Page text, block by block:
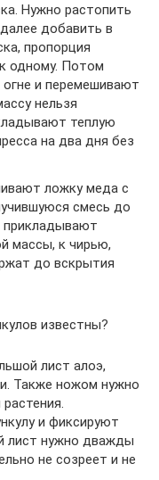
Нужно растопить
добавить в
пропорция
одному. Потом
и перемешивают
нельзя
теплую
на два дня без
ложку меда с
смесь до
прикладывают
массы, к чирью,
до вскрытия
известны?
лист алоэ,
Также ножом нужно
и фиксируют
лист нужно дважды
не созреет и не